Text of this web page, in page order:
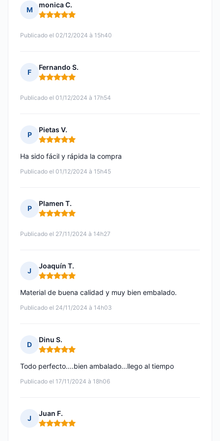
M
monica C.
Nota: 5 de 5
Publicado el 02/12/2024 à 15h40
F
Fernando S.
Nota: 5 de 5
Publicado el 01/12/2024 à 17h54
P
Pietas V.
Nota: 5 de 5
Publicado el 01/12/2024 à 15h45
Ha sido fácil y rápida la compra
P
Plamen T.
Nota: 5 de 5
Publicado el 27/11/2024 à 14h27
J
Joaquín T.
Nota: 5 de 5
Publicado el 24/11/2024 à 14h03
Material de buena calidad y muy bien embalado.
D
Dinu S.
Nota: 5 de 5
Publicado el 17/11/2024 à 18h06
Todo perfecto....bien ambalado...llego al tiempo
J
Juan F.
Nota: 5 de 5